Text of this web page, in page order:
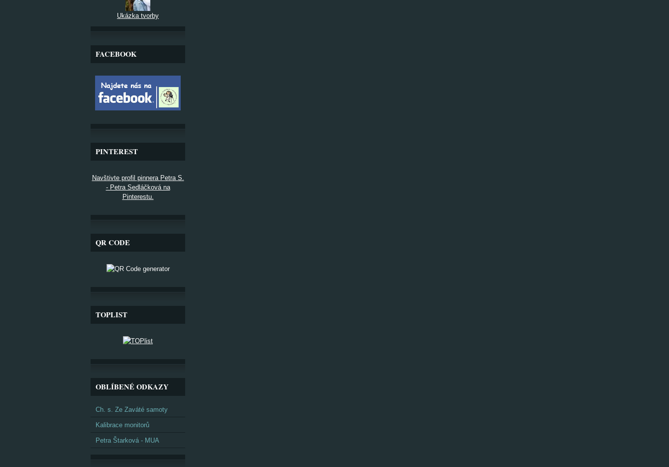
Ukázka tvorby
FACEBOOK
PINTEREST
Navštivte profil pinnera Petra S.
- Petra Sedláčková na
Pinterestu.
QR CODE
TOPLIST
OBLÍBENÉ ODKAZY
Ch. s. Ze Zaváté samoty
Kalibrace monitorů
Petra Štarková - MUA